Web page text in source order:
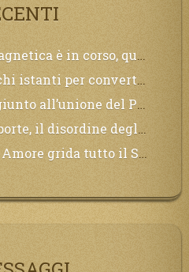
Il black out non tarderà ad arrivare e tutta la Terra sarà oscurata.
arriverà all’improvviso e per chi non si sarà preparato saranno dolori.
con il figlio, non avete che da attendere pochissimo.
perdono, ma sarà troppo tardi, il tradimento è stato grande!
a Sé i lontani, affinché si pentano e tornino a Lui: